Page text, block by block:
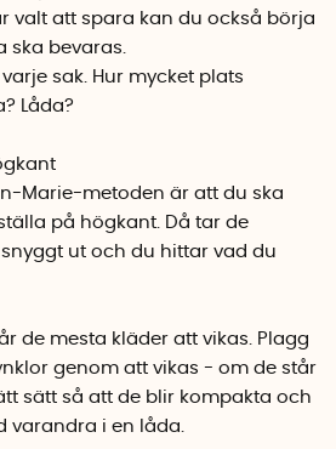
valt att spara kan du också börja
ska bevaras.
sak. Hur mycket plats
Låda?
Marie-metoden är att du ska
på högkant. Då tar de
ut och du hittar vad du
de mesta kläder att vikas. Plagg
genom att vikas - om de står
sätt så att de blir kompakta och
varandra i en låda.